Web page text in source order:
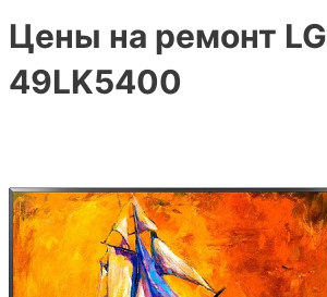
Цены на ремонт LG
49LK5400